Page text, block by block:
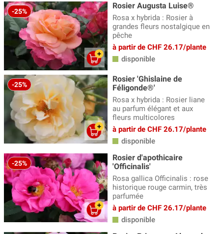
-25%
Rosier Augusta Luise®
Rosa x hybrida : Rosier à
grandes fleurs nostalgique en
pêche
à partir de CHF 26.17/plante
disponible
-25%
Rosier 'Ghislaine de
Féligonde®'
Rosa x hybrida : Rosier liane
au parfum élégant et aux
fleurs multicolores
à partir de CHF 26.17/plante
disponible
-25%
Rosier d'apothicaire
'Officinalis'
Rosa gallica Officinalis : rose
historique rouge carmin, très
parfumée
à partir de CHF 26.17/plante
disponible